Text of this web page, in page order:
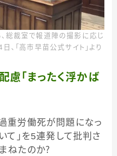
総裁室で報道陣の撮影に応じ
「高市早苗公式サイト」より
慮「まったく浮かば
重労働死が問題になっ
て」を5連発して批判さ
ねたのか？